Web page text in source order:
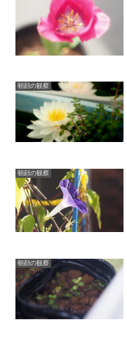
朝顔の観察
朝顔の観察
朝顔の観察